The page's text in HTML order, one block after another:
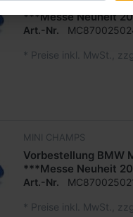
Vorbestellung BMW
***Messe Neuheit
Art.-Nr.
* Preise inkl. MwSt.,
MINI CHAMPS
Vorbestellung BMW
***Messe Neuheit
Art.-Nr.
* Preise inkl. MwSt.,